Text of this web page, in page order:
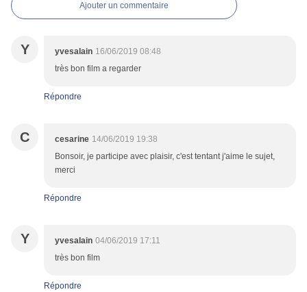
Ajouter un commentaire
Y yvesalain 16/06/2019 08:48
très bon film a regarder
Répondre
C cesarine 14/06/2019 19:38
Bonsoir, je participe avec plaisir, c'est tentant j'aime le sujet,
merci
Répondre
Y yvesalain 04/06/2019 17:11
très bon film
Répondre